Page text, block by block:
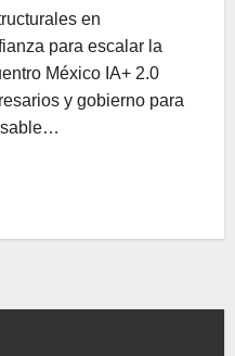
en
para escalar la
México IA+ 2.0
y gobierno para